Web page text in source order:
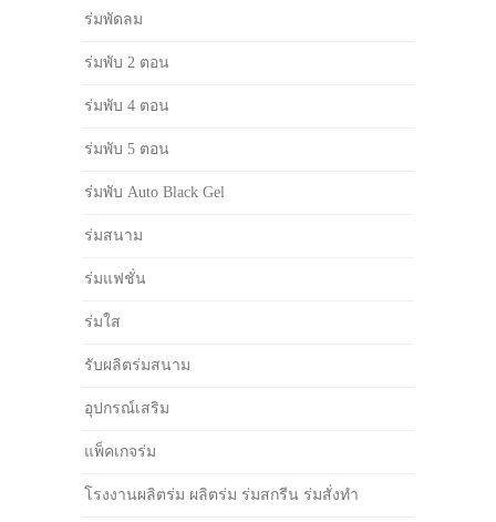
ร่มพัดลม
ร่มพับ 2 ตอน
ร่มพับ 4 ตอน
ร่มพับ 5 ตอน
ร่มพับ Auto Black Gel
ร่มสนาม
ร่มแฟชั่น
ร่มใส
รับผลิตร่มสนาม
อุปกรณ์เสริม
แพ็คเกจร่ม
โรงงานผลิตร่ม ผลิตร่ม ร่มสกรีน ร่มสั่งทำ